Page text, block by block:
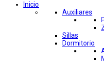
Inicio
Auxiliares
Sillas
Dormitorio